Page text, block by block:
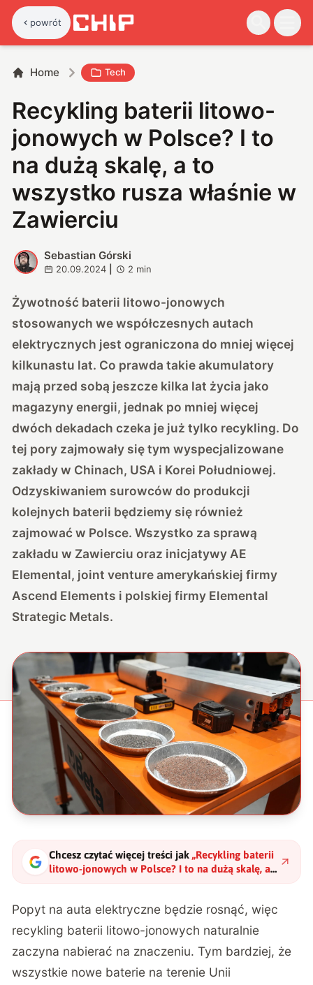
powrót
Home Tech
Recykling baterii litowo-
jonowych w Polsce? I to
na dużą skalę, a to
wszystko rusza właśnie w
Zawierciu
S
Sebastian Górski
20.09.2024 2 min
Żywotność baterii litowo-jonowych
stosowanych we współczesnych autach
elektrycznych jest ograniczona do mniej więcej
kilkunastu lat. Co prawda takie akumulatory
mają przed sobą jeszcze kilka lat życia jako
magazyny energii, jednak po mniej więcej
dwóch dekadach czeka je już tylko recykling. Do
tej pory zajmowały się tym wyspecjalizowane
zakłady w Chinach, USA i Korei Południowej.
Odzyskiwaniem surowców do produkcji
kolejnych baterii będziemy się również
zajmować w Polsce. Wszystko za sprawą
zakładu w Zawierciu oraz inicjatywy AE
Elemental, joint venture amerykańskiej firmy
Ascend Elements i polskiej firmy Elemental
Strategic Metals.
Chcesz czytać więcej treści jak „Recykling baterii
litowo-jonowych w Polsce? I to na dużą skalę, a
to wszystko rusza właśnie w Zawierciu"?
Popyt na auta elektryczne będzie rosnąć, więc
recykling baterii litowo-jonowych naturalnie
zaczyna nabierać na znaczeniu. Tym bardziej, że
wszystkie nowe baterie na terenie Unii